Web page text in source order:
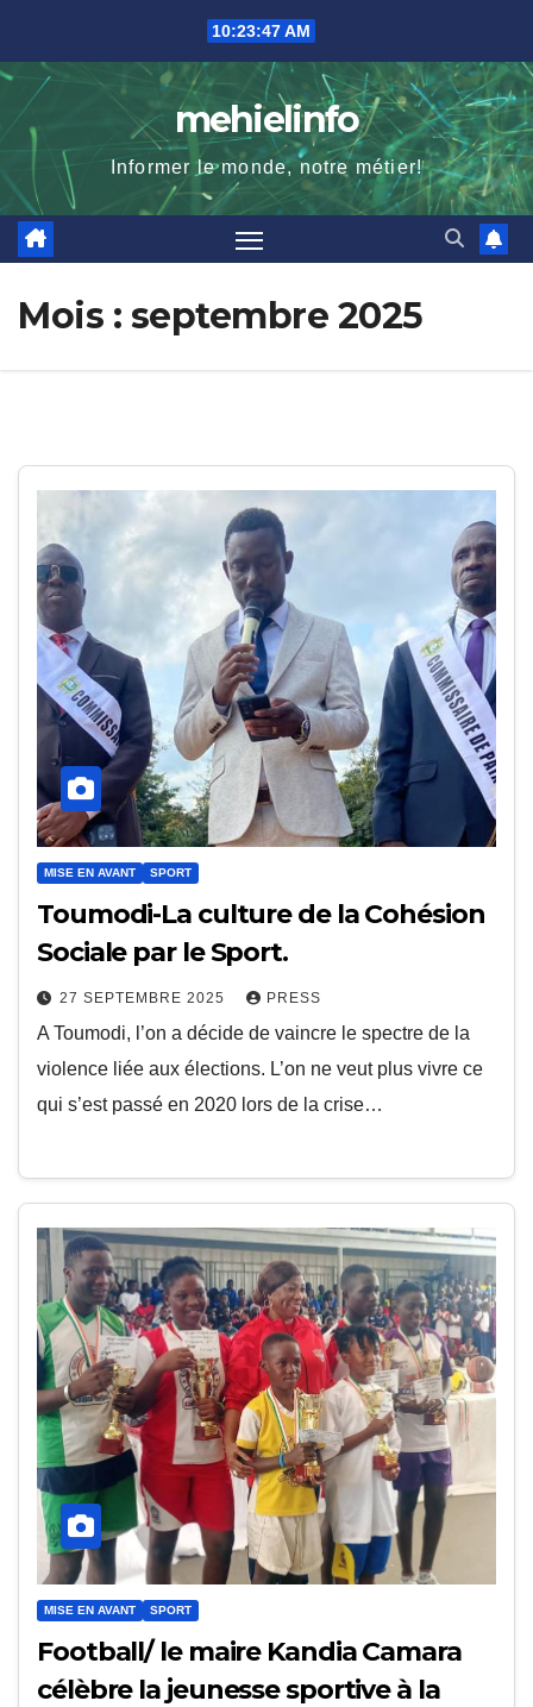
content
10:23:48 AM
mehielinfo
Informer le monde, notre métier!
Mois : septembre 2025
MISE EN AVANT SPORT
Toumodi-La culture de la Cohésion
Sociale par le Sport.
27 SEPTEMBRE 2025 PRESS
A Toumodi, l’on a décide de vaincre le spectre de la
violence liée aux élections. L’on ne veut plus vivre ce
qui s’est passé en 2020 lors de la crise…
MISE EN AVANT SPORT
Football/ le maire Kandia Camara
célèbre la jeunesse sportive à la